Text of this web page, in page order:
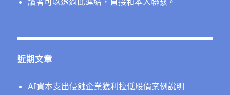
近期文章
AI資本支出侵蝕企業獲利拉低股價案例說明